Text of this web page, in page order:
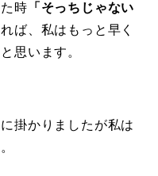
時 「そっちじゃない
ば、私はもっと早く
思います。
掛かりましたが私は